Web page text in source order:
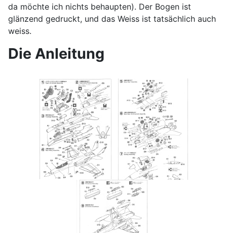
da möchte ich nichts behaupten). Der Bogen ist
glänzend gedruckt, und das Weiss ist tatsächlich auch
weiss.
Die Anleitung